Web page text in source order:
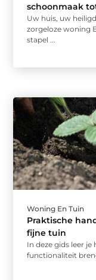
schoonmaak
Uw huis, uw
zorgeloze woning
stapel ...
Woning En Tuin
Praktische
fijne tuin
In deze gids leer
functionaliteit